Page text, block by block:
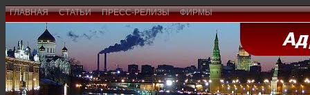
ГЛАВНАЯ СТАТЬИ ПРЕСС-РЕЛИЗЫ ФИРМЫ